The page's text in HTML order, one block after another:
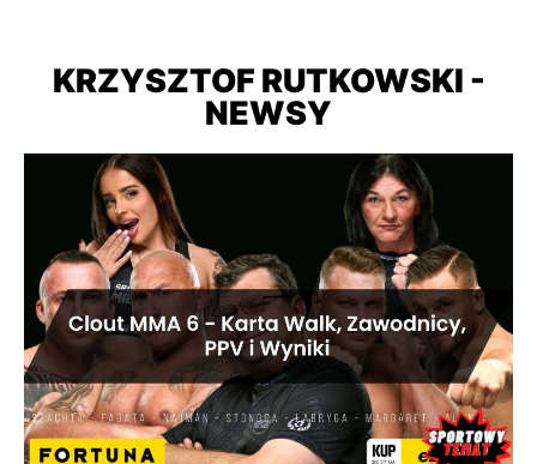
KRZYSZTOF RUTKOWSKI -
NEWSY